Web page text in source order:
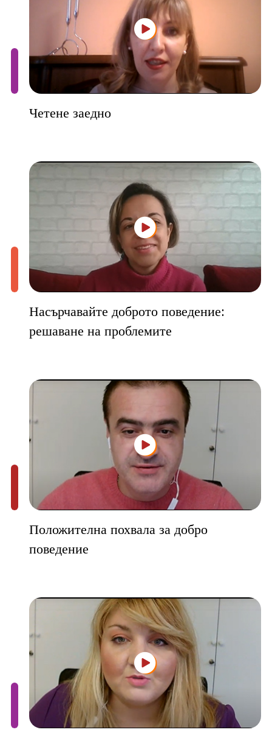
Четене заедно
Насърчавайте доброто поведение:
решаване на проблемите
Положителна похвала за добро
поведение